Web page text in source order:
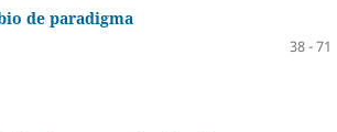
de paradigma
38 - 71